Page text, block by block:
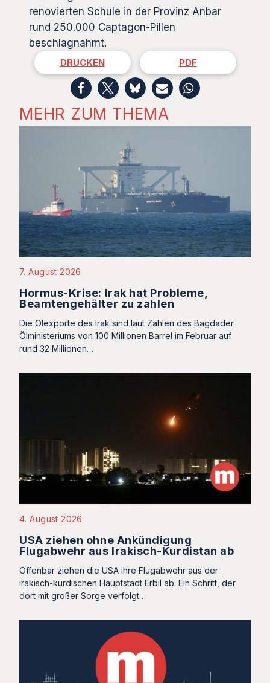
renovierten Schule in der Provinz Anbar
rund 250.000 Captagon-Pillen
beschlagnahmt.
DRUCKEN PDF
MEHR ZUM THEMA
7. August 2026
Hormus-Krise: Irak hat Probleme,
Beamtengehälter zu zahlen
Die Ölexporte des Irak sind laut Zahlen des Bagdader
Ölministeriums von 100 Millionen Barrel im Februar auf
rund 32 Millionen…
4. August 2026
USA ziehen ohne Ankündigung
Flugabwehr aus Irakisch-Kurdistan ab
Offenbar ziehen die USA ihre Flugabwehr aus der
irakisch-kurdischen Hauptstadt Erbil ab. Ein Schritt, der
dort mit großer Sorge verfolgt…